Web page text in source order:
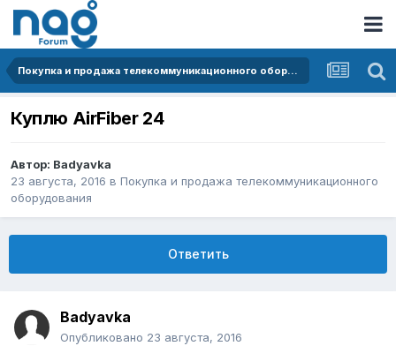
Покупка и продажа телекоммуникационного оборудования
Куплю AirFiber 24
Автор: Badyavka
23 августа, 2016 в Покупка и продажа телекоммуникационного
оборудования
Ответить
Badyavka
Опубликовано 23 августа, 2016